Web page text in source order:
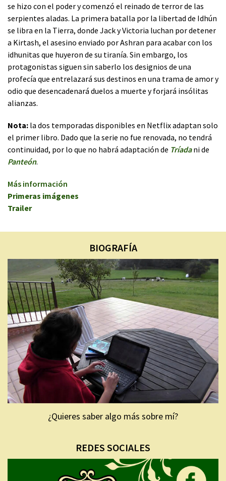
se hizo con el poder y comenzó el reinado de terror de las
serpientes aladas. La primera batalla por la libertad de Idhún
se libra en la Tierra, donde Jack y Victoria luchan por detener
a Kirtash, el asesino enviado por Ashran para acabar con los
idhunitas que huyeron de su tiranía. Sin embargo, los
protagonistas siguen sin saberlo los designios de una
profecía que entrelazará sus destinos en una trama de amor y
odio que desencadenará duelos a muerte y forjará insólitas
alianzas.
Nota: la dos temporadas disponibles en Netflix adaptan solo
el primer libro. Dado que la serie no fue renovada, no tendrá
continuidad, por lo que no habrá adaptación de Tríadani de
Panteón.
Más información
Primeras imágenes
Trailer
BIOGRAFÍA
¿Quieres saber algo más sobre mí?
REDES SOCIALES